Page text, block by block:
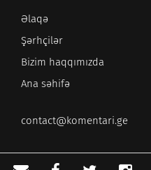
Əlaqə
Şərhçilər
Bizim haqqımızda
Ana səhifə
contact@komentari.ge